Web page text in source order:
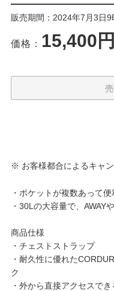
販売期間：2024年7月3日9
価格： 15,400円
※ お客様都合によるキャ
・ポケットが複数あって
・30Lの大容量で、AWAY
商品仕様
・チェストストラップ
・耐久性に優れた
ク
・外から直接アクセスで